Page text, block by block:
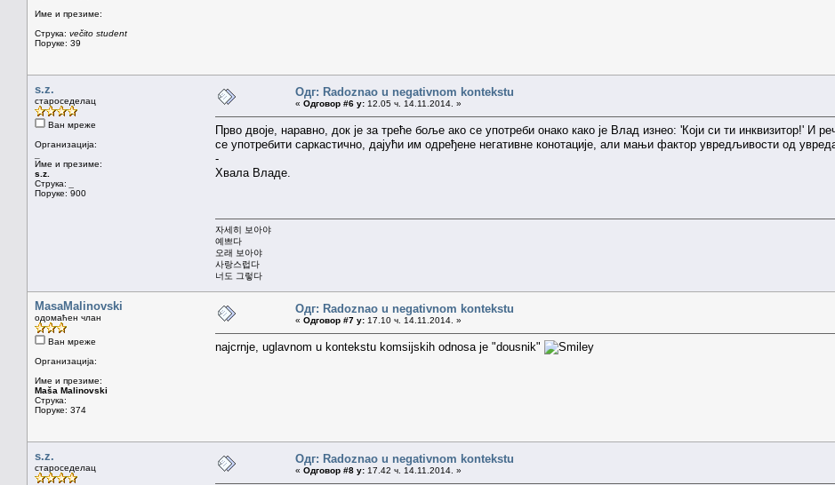
Име и презиме:
Струка: večito student
Поруке: 39
s.z.
староседелац
Ван мреже
Организација:
Име и презиме:
s.z.
Струка:
Поруке: 900
Одг: Radoznao u negativnom kontekstu
« Одговор #6 у: 12.05 ч. 14.11.2014. »
Прво двоје, наравно, док је за треће боље ако се употреби онако како је Влад изнео: 'Који си ти инквизитор!' И
се употребити саркастично, дајући им одређене негативне конотације, али мањи фактор увредљивости од
-
Хвала Владе.
자세히 보아야
예쁘다
오래 보아야
사랑스럽다
너도 그렇다
MasaMalinovski
одомаћен члан
Ван мреже
Организација:
Име и презиме:
Maša Malinovski
Струка:
Поруке: 374
Одг: Radoznao u negativnom kontekstu
« Одговор #7 у: 17.10 ч. 14.11.2014. »
najcrnje, uglavnom u kontekstu komsijskih odnosa je "dousnik"
s.z.
староседелац
Одг: Radoznao u negativnom kontekstu
« Одговор #8 у: 17.42 ч. 14.11.2014. »